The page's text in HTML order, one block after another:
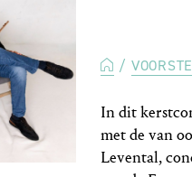
In dit
met de van
Levental,